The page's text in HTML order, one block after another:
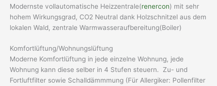
Modernste vollautomatische Heizzentrale(renercon) mit sehr
hohem Wirkungsgrad, CO2 Neutral dank Holzschnitzel aus dem
lokalen Wald, zentrale Warmwasseraufbereitung(Boiler)
Komfortlüftung/Wohnungslüftung
Moderne Komfortlüftung in jede einzelne Wohnung, jede
Wohnung kann diese selber in 4 Stufen steuern. Zu- und
Fortluftfilter sowie Schalldämmmung (Für Allergiker: Pollenfilter